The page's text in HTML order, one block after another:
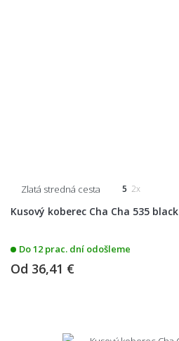
Zlatá stredná cesta 5 2x
Kusový koberec Cha Cha 535 black
Do 12 prac. dní odošleme
Od 36,41 €